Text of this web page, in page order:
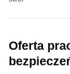
Oferta